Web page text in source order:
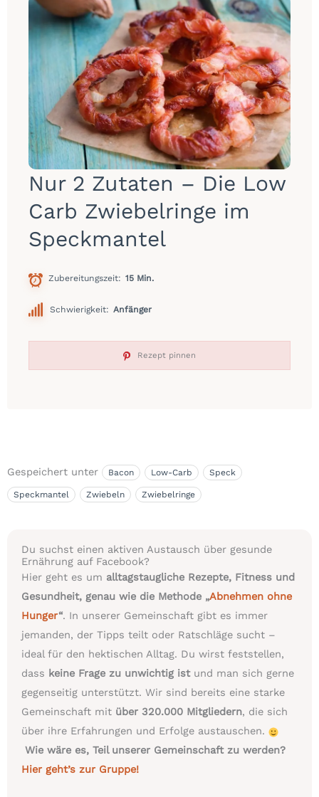
Nur 2 Zutaten – Die Low
Carb Zwiebelringe im
Speckmantel
Zubereitungszeit 15 Min.
Schwierigkeit: Anfänger
Rezept pinnen
Gespeichert unter Bacon Low-Carb Speck
Speckmantel Zwiebeln Zwiebelringe
Du suchst einen aktiven Austausch über gesunde
Ernährung auf Facebook?
Hier geht es um alltagstaugliche Rezepte, Fitness und
Gesundheit, genau wie die Methode „Abnehmen ohne
Hunger“. In unserer Gemeinschaft gibt es immer
jemanden, der Tipps teilt oder Ratschläge sucht –
ideal für den hektischen Alltag. Du wirst feststellen,
dass keine Frage zu unwichtig istund man sich gerne
gegenseitig unterstützt. Wir sind bereits eine starke
Gemeinschaft mit über 320.000 Mitgliedern, die sich
über ihre Erfahrungen und Erfolge austauschen.
Wie wäre es, Teil unserer Gemeinschaft zu werden?
Hier geht’s zur Gruppe!